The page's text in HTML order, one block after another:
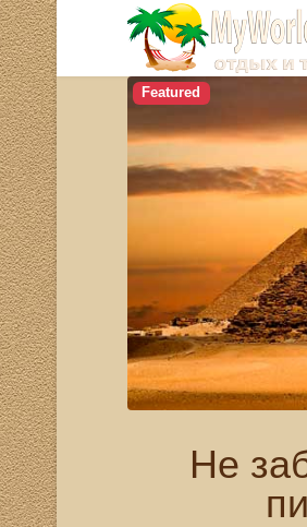
Featured
Не